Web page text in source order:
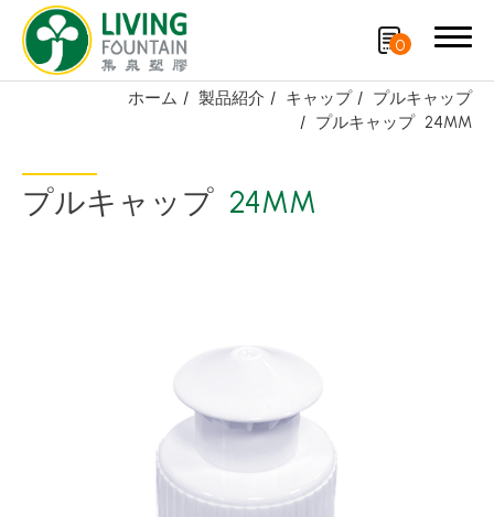
0
ホーム 製品紹介 キャップ
プルキャップ
プルキャップ 24MM
プルキャップ 24MM
検索
製品紹介
スプレーノズル
エアレスボトル/クリーム容器/ソープボックス